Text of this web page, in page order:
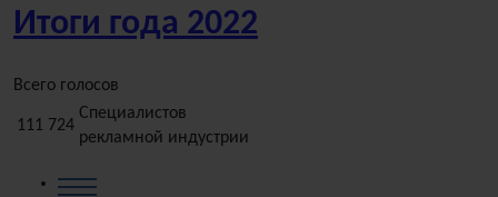
Итоги года 2022
Всего голосов
111 724
Специалистов
рекламной индустрии